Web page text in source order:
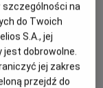
szczególności na
do Twoich
S.A., jej
jest dobrowolne.
jej zakres
przejdź do